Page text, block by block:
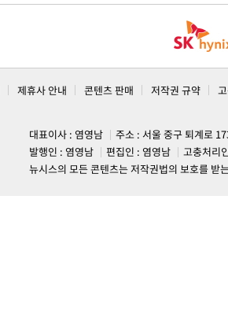
제휴사 안내 콘텐츠 판매 저작권 규약
대표이사 : 염영남
주소 : 서울 중구 퇴계로
발행인 : 염영남
편집인 : 염영남
고충처리
뉴시스의 모든 콘텐츠는 저작권법의 보호를